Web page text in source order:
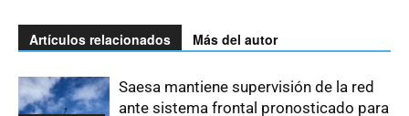
Artículos relacionados Más del autor
Saesa mantiene supervisión de la red
ante sistema frontal pronosticado para